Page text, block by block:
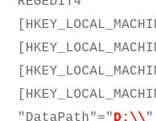
"DataPath"="D:\\"